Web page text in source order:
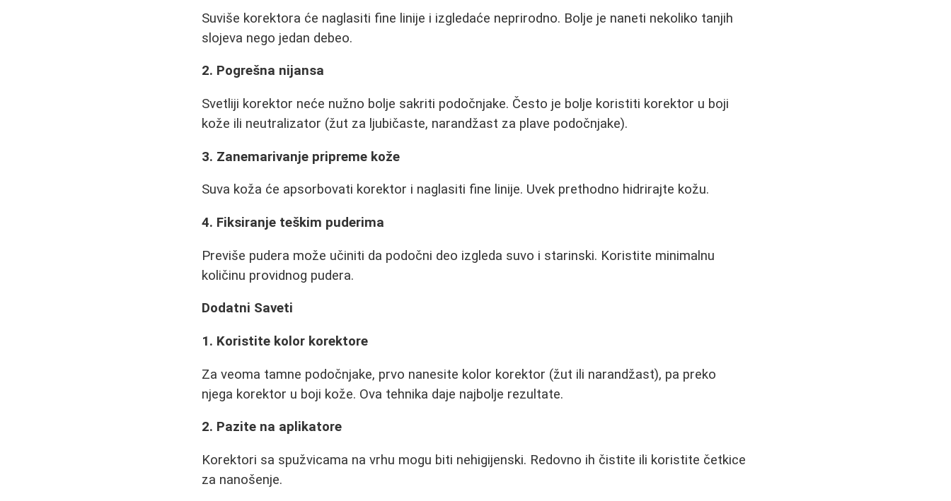
Suviše korektora će naglasiti fine linije i izgledaće neprirodno. Bolje je naneti nekoliko tanjih
slojeva nego jedan debeo.
2. Pogrešna nijansa
Svetliji korektor neće nužno bolje sakriti podočnjake. Često je bolje koristiti korektor u boji
kože ili neutralizator (žut za ljubičaste, narandžast za plave podočnjake).
3. Zanemarivanje pripreme kože
Suva koža će apsorbovati korektor i naglasiti fine linije. Uvek prethodno hidrirajte kožu.
4. Fiksiranje teškim puderima
Previše pudera može učiniti da podočni deo izgleda suvo i starinski. Koristite minimalnu
količinu providnog pudera.
Dodatni Saveti
1. Koristite kolor korektore
Za veoma tamne podočnjake, prvo nanesite kolor korektor (žut ili narandžast), pa preko
njega korektor u boji kože. Ova tehnika daje najbolje rezultate.
2. Pazite na aplikatore
Korektori sa spužvicama na vrhu mogu biti nehigijenski. Redovno ih čistite ili koristite četkice
za nanošenje.